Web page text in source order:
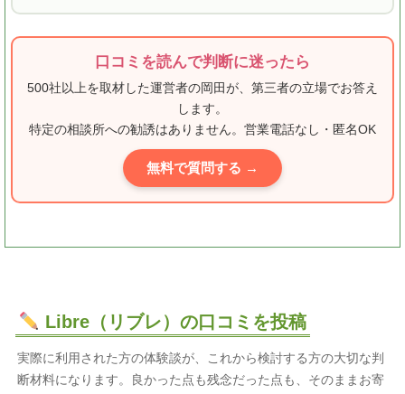
口コミを読んで判断に迷ったら
500社以上を取材した運営者の岡田が、第三者の立場でお答え
します。
特定の相談所への勧誘はありません。営業電話なし・匿名OK
無料で質問する →
Libre（リブレ）の口コミを投稿
実際に利用された方の体験談が、これから検討する方の大切な判
断材料になります。良かった点も残念だった点も、そのままお寄